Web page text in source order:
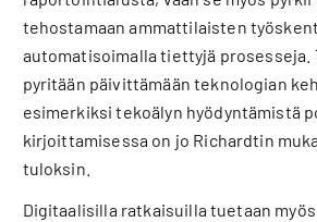
tehostamaan ammattilaisten
automatisoimalla tiettyjä prosesseja.
pyritään päivittämään teknologian
esimerkiksi tekoälyn hyödyntämistä
kirjoittamisessa on jo Richardtin
tuloksin.
Digitaalisilla ratkaisuilla tuetaan